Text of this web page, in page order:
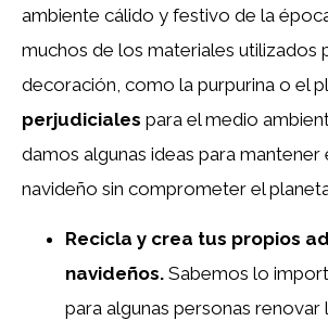
ambiente cálido y festivo de la
muchos de los materiales utilizados
decoración, como la purpurina o el
perjudiciales para el medio
damos algunas ideas para mantener
navideño sin comprometer el
Recicla y crea tus propios
navideños. Sabemos lo
para algunas personas renovar